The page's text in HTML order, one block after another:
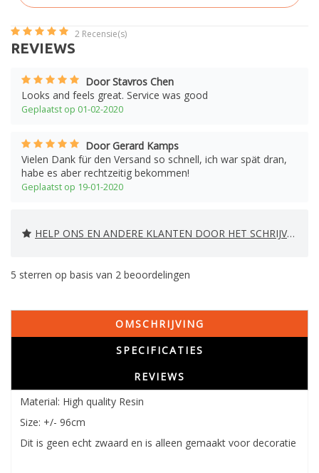
2 Recensie(s)
REVIEWS
Door Stavros Chen
Looks and feels great. Service was good
Geplaatst op 01-02-2020
Door Gerard Kamps
Vielen Dank für den Versand so schnell, ich war spät dran,
habe es aber rechtzeitig bekommen!
Geplaatst op 19-01-2020
HELP ONS EN ANDERE KLANTEN DOOR HET SCHRIJVEN VAN EEN REVIEW
5 sterren op basis van 2 beoordelingen
OMSCHRIJVING
SPECIFICATIES
REVIEWS
Material: High quality Resin
Size: +/- 96cm
Dit is geen echt zwaard en is alleen gemaakt voor decoratie